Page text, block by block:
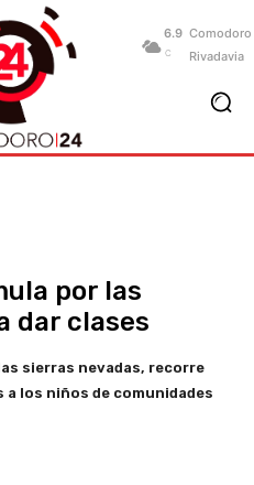
6.9
C
Comodoro
Rivadavia
por las
dar clases
sierras nevadas, recorre
a los niños de comunidades